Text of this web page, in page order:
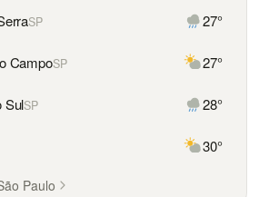
SP 27°
CampoSP 27°
SulSP 28°
30°
Paulo